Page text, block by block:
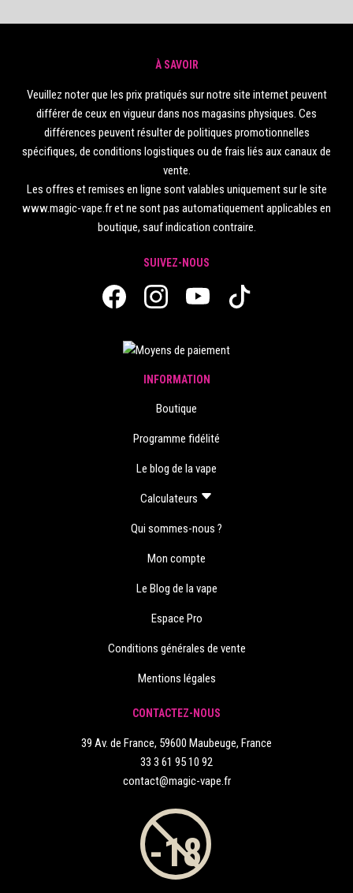
À SAVOIR
Veuillez noter que les prix pratiqués sur notre site internet peuvent
différer de ceux en vigueur dans nos magasins physiques. Ces
différences peuvent résulter de politiques promotionnelles
spécifiques, de conditions logistiques ou de frais liés aux canaux de
vente.
Les offres et remises en ligne sont valables uniquement sur le site
www.magic-vape.fr et ne sont pas automatiquement applicables en
boutique, sauf indication contraire.
SUIVEZ-NOUS
INFORMATION
Boutique
Programme fidélité
Le blog de la vape
Calculateurs
Qui sommes-nous ?
Mon compte
Le Blog de la vape
Espace Pro
Conditions générales de vente
Mentions légales
CONTACTEZ-NOUS
39 Av. de France, 59600 Maubeuge, France
33 3 61 95 10 92
contact@magic-vape.fr